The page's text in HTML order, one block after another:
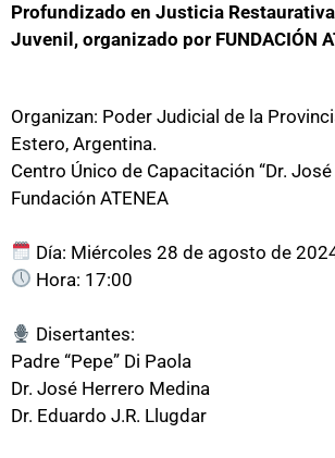
Profundizado en Justicia
Juvenil, organizado por FUNDACIÓN
Organizan: Poder Judicial de la
Estero, Argentina.
Centro Único de Capacitación “Dr.
Fundación ATENEA
Día: Miércoles 28 de agosto de
Hora: 17:00
Disertantes:
Padre “Pepe” Di Paola
Dr. José Herrero Medina
Dr. Eduardo J.R. Llugdar